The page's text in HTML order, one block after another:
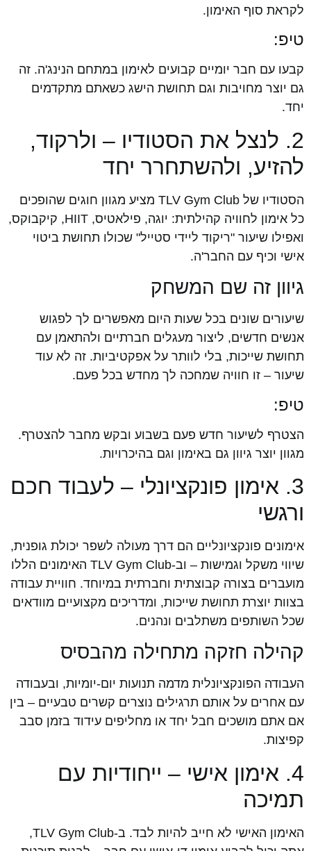
לקראת סוף האימון.
טיפ:
קבעו עם חבר יומיים קבועים לאימון במתחם הנינג'ה. זה
גם יוצר מחויבות וגם תחושת הישג כשאתם מתקדמים
יחד.
2. לנצל את הסטודיו – ולרקוד,
להזיע, ולהשתחרר יחד
הסטודיו של TLV Gym Club מציע מגוון חוגים שהופכים
כל אימון לחוויה קהילתית: יוגה, פילאטיס, HIIT, קיקבוקס,
ואפילו שיעור "ריקוד ליידי סטייל" שכולו תחושת ביטוי
אישי וכיף עם החבר'ה.
גיוון זה שם המשחק
שיעורים שונים בכל שעות היום מאפשרים לך לפגוש
אנשים חדשים, ליצור מעגלים חברתיים ולהתאמן עם
תחושת שייכות, בלי לוותר על אפקטיביות. זה לא עוד
שיעור – זו חוויה שמחכה לך מחדש בכל פעם.
טיפ:
הצטרף לשיעור חדש פעם בשבוע ובקש מחבר להצטרף.
מגוון יוצר גיוון גם באימון וגם בהיכרויות.
3. אימון פונקציונלי – לעבוד חכם
ורגשי
אימונים פונקציונליים הם דרך מעולה לשפר יכולת גופנית,
שיווי משקל וגמישות – וב-TLV Gym Club האימונים הללו
מועברים בצורה קבוצתית וחברתית במיוחד. חוויית עבודה
בצוות יוצרת תחושת שייכות, ומדריכים מקצועיים מוודאים
שכל השותפים משתלבים ונהנים.
קהילה חזקה מתחילה מהבסיס
העבודה הפונקציונלית מדמה תנועות יום-יומיות, ובעבודה
עם אחרים על אותם תרגילים נוצרים קשרים טבעיים – בין
אם אתם מושכים חבל יחד או מחליפים עידוד בזמן סבב
קפיצות.
4. אימון אישי – ייחודיות עם
תמיכה
האימון האישי לא חייב להיות לבד. ב-TLV Gym Club,